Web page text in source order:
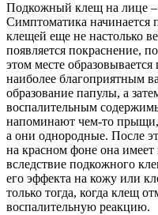
Подкожный клещ на лице –
Симптоматика начинается
клещей еще не настолько
появляется покраснение,
этом месте
наиболее благоприятным
образование папулы, а
воспалительным
напоминают чем-то
а они однородные. После
на красном фоне она
вследствие подкожного
его эффекта на кожу или
только тогда, когда клещ
воспалительную реакцию.